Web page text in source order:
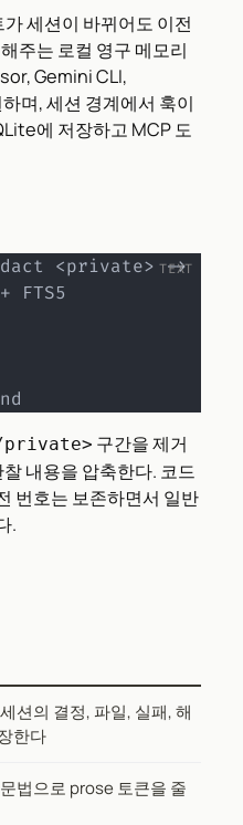
세션이 바뀌어도 이전
주는 로컬 영구 메모리
Gemini CLI,
며, 세션 경계에서 훅이
에 저장하고 MCP 도
<private> ->
FTS5
구간을 제거
내용을 압축한다. 코드
번호는 보존하면서 일반
.
션의 결정, 파일, 실패, 해
한다
법으로 prose 토큰을 줄